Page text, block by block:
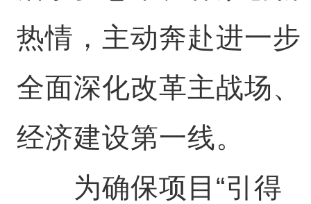
热情，主动奔赴进一步
全面深化改革主战场、
经济建设第一线。
为确保项目“引得